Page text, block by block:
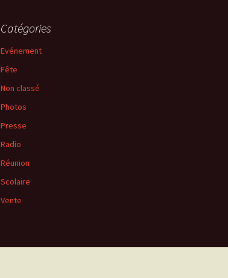
Catégories
Evénement
Fête
Non classé
Photos
Presse
Radio
Réunion
Scolaire
Vente